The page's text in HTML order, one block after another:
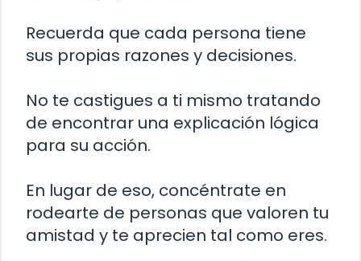
Recuerda que cada persona tiene
sus propias razones y decisiones.
No te castigues a ti mismo tratando
de encontrar una explicación lógica
para su acción.
En lugar de eso, concéntrate en
rodearte de personas que valoren tu
amistad y te aprecien tal como eres.